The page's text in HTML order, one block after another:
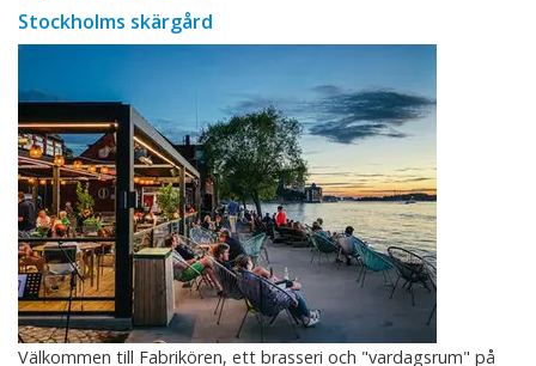
Stockholms skärgård
Välkommen till Fabrikören, ett brasseri och "vardagsrum" på